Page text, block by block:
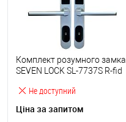
Не доступний
Комплект розумного замка
SEVEN LOCK SL-7737S R-fid
Ціна за запитом